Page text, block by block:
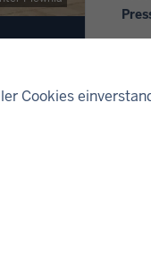
Cookies